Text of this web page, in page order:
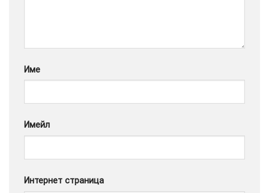
Име
Имейл
Интернет страница
Google